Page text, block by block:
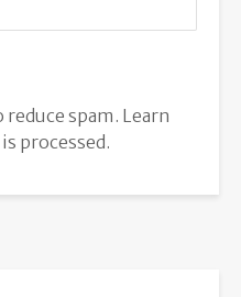
spam. Learn
processed.